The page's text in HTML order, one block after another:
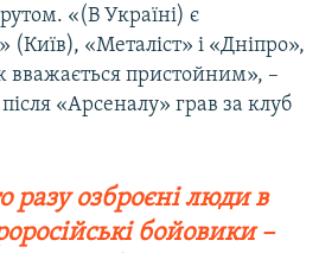
«(В Україні) є
«Металіст» і «Дніпро»,
вважається пристойним», –
«Арсеналу» грав за клуб
разу озброєні люди в
бойовики –